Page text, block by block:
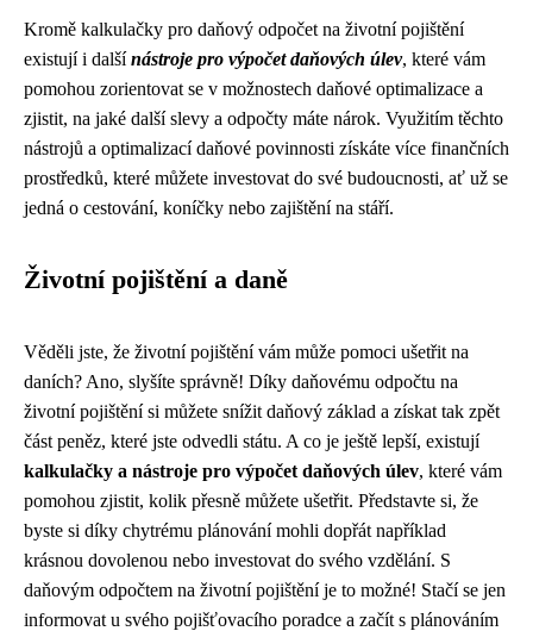
Kromě kalkulačky pro daňový odpočet na životní pojištění
existují i dalšínástroje pro výpočet daňových úlev, které vám
pomohou zorientovat se v možnostech daňové optimalizace a
zjistit, na jaké další slevy a odpočty máte nárok. Využitím těchto
nástrojů a optimalizací daňové povinnosti získáte více finančních
prostředků, které můžete investovat do své budoucnosti, ať už se
jedná o cestování, koníčky nebo zajištění na stáří.
Životní pojištění a daně
Věděli jste, že životní pojištění vám může pomoci ušetřit na
daních? Ano, slyšíte správně! Díky daňovému odpočtu na
životní pojištění si můžete snížit daňový základ a získat tak zpět
část peněz, které jste odvedli státu. A co je ještě lepší, existují
kalkulačky a nástroje pro výpočet daňových úlev, které vám
pomohou zjistit, kolik přesně můžete ušetřit. Představte si, že
byste si díky chytrému plánování mohli dopřát například
krásnou dovolenou nebo investovat do svého vzdělání. S
daňovým odpočtem na životní pojištění je to možné! Stačí se jen
informovat u svého pojišťovacího poradce a začít s plánováním